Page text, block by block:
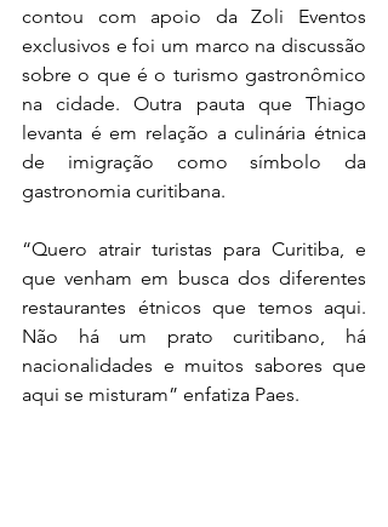
contou com apoio da Zoli Eventos
exclusivos e foi um marco na discussão
sobre o que é o turismo gastronômico
na cidade. Outra pauta que Thiago
levanta é em relação a culinária étnica
de imigração como símbolo da
gastronomia curitibana.
“Quero atrair turistas para Curitiba, e
que venham em busca dos diferentes
restaurantes étnicos que temos aqui.
Não há um prato curitibano, há
nacionalidades e muitos sabores que
aqui se misturam” enfatiza Paes.